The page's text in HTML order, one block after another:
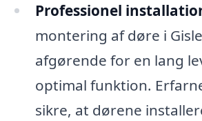
Professionel
montering af døre i
afgørende for en lang
optimal funktion.
sikre, at dørene